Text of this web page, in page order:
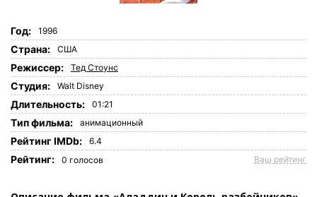
Год: 1996
Страна: США
Режиссер: Тед Стоунс
Студия: Walt Disney
Длительность: 01:21
Tип фильма: анимационный
Рейтинг IMDb: 6.4
Рейтинг: 0 голосов Ваш рейтинг